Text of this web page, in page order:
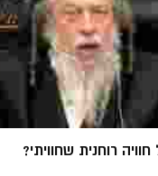
רוחנית שחוויתי?